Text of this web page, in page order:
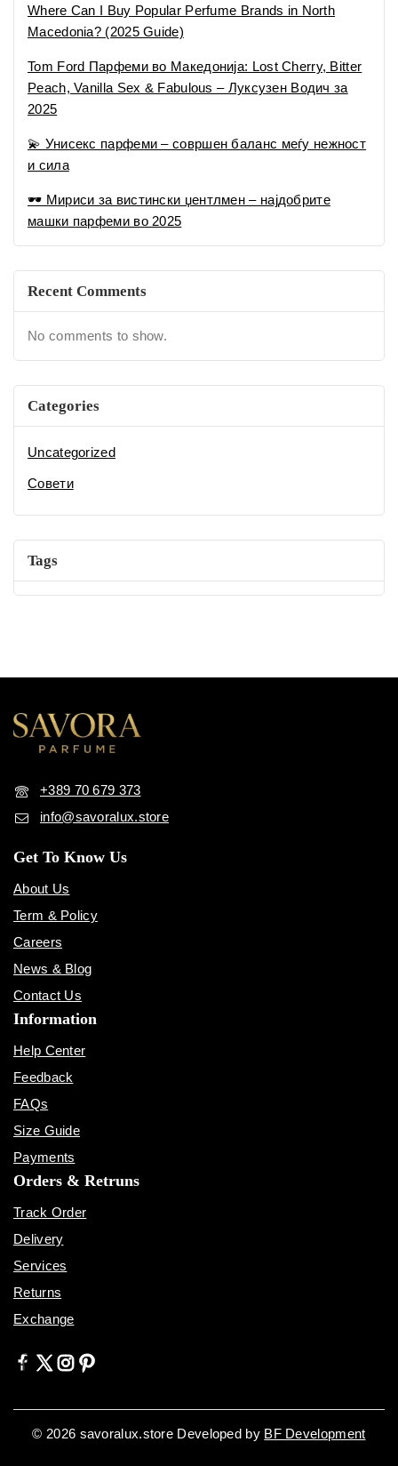
Where Can I Buy Popular Perfume Brands in North
Macedonia? (2025 Guide)
Tom Ford Парфеми во Македонија: Lost Cherry, Bitter
Peach, Vanilla Sex & Fabulous – Луксузен Водич за
2025
💫 Унисекс парфеми – совршен баланс меѓу нежност
и сила
🕶 Мириси за вистински џентлмен – најдобрите
машки парфеми во 2025
Recent Comments
No comments to show.
Categories
Uncategorized
Совети
Tags
+389 70 679 373
info@savoralux.store
Get To Know Us
About Us
Term & Policy
Careers
News & Blog
Contact Us
Information
Help Center
Feedback
FAQs
Size Guide
Payments
Orders & Retruns
Track Order
Delivery
Services
Returns
Exchange
© 2026 savoralux.store Developed by BF Development